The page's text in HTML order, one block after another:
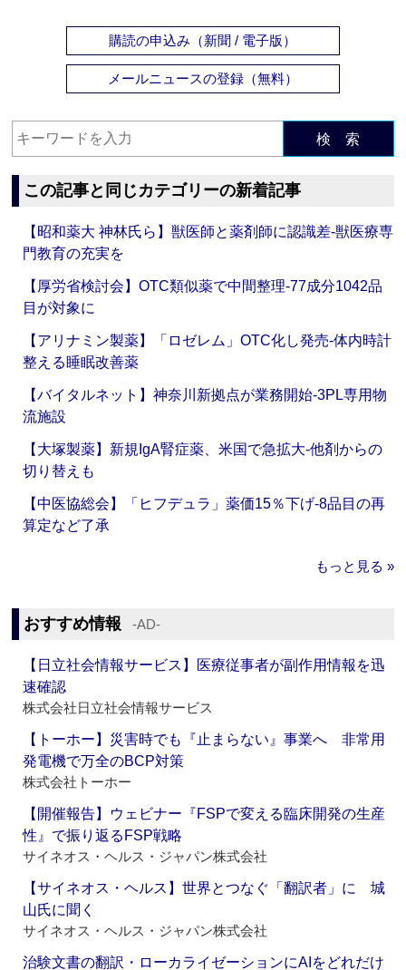
購読の申込み（新聞 / 電子版）
メールニュースの登録（無料）
検 索
この記事と同じカテゴリーの新着記事
【昭和薬大 神林氏ら】獣医師と薬剤師に認識差‐獣医療専
門教育の充実を
【厚労省検討会】OTC類似薬で中間整理‐77成分1042品
目が対象に
【アリナミン製薬】「ロゼレム」OTC化し発売‐体内時計
整える睡眠改善薬
【バイタルネット】神奈川新拠点が業務開始‐3PL専用物
流施設
【大塚製薬】新規IgA腎症薬、米国で急拡大‐他剤からの
切り替えも
【中医協総会】「ヒフデュラ」薬価15％下げ‐8品目の再
算定など了承
もっと見る »
おすすめ情報 ‐AD‐
【日立社会情報サービス】医療従事者が副作用情報を迅
速確認
株式会社日立社会情報サービス
【トーホー】災害時でも『止まらない』事業へ 非常用
発電機で万全のBCP対策
株式会社トーホー
【開催報告】ウェビナー『FSPで変える臨床開発の生産
性』で振り返るFSP戦略
サイネオス・ヘルス・ジャパン株式会社
【サイネオス・ヘルス】世界とつなぐ「翻訳者」に 城
山氏に聞く
サイネオス・ヘルス・ジャパン株式会社
治験文書の翻訳・ローカライゼーションにAIをどれだけ